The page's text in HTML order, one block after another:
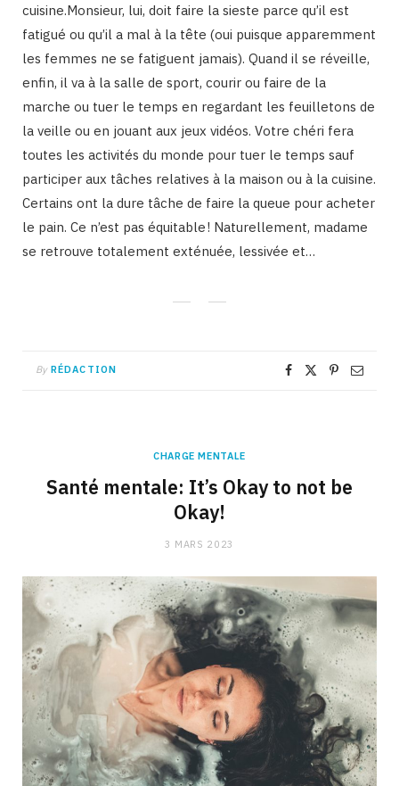
cuisine.Monsieur, lui, doit faire la sieste parce qu’il est
fatigué ou qu’il a mal à la tête (oui puisque apparemment
les femmes ne se fatiguent jamais). Quand il se réveille,
enfin, il va à la salle de sport, courir ou faire de la
marche ou tuer le temps en regardant les feuilletons de
la veille ou en jouant aux jeux vidéos. Votre chéri fera
toutes les activités du monde pour tuer le temps sauf
participer aux tâches relatives à la maison ou à la cuisine.
Certains ont la dure tâche de faire la queue pour acheter
le pain. Ce n’est pas équitable ! Naturellement, madame
se retrouve totalement exténuée, lessivée et…
By RÉDACTION
CHARGE MENTALE
Santé mentale: It’s Okay to not be
Okay!
3 MARS 2023